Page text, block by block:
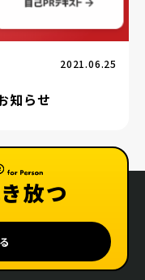
2021.06.25
知らせ
放つ